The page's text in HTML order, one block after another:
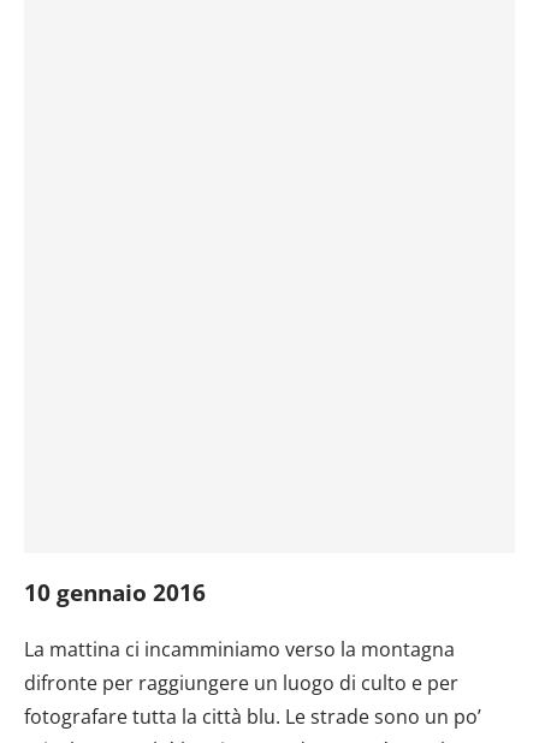
10 gennaio 2016
La mattina ci incamminiamo verso la montagna
difronte per raggiungere un luogo di culto e per
fotografare tutta la città blu. Le strade sono un po’